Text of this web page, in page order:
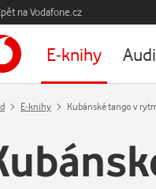
na Vodafone.cz
E-knihy
E-knihy Kubánské tango v